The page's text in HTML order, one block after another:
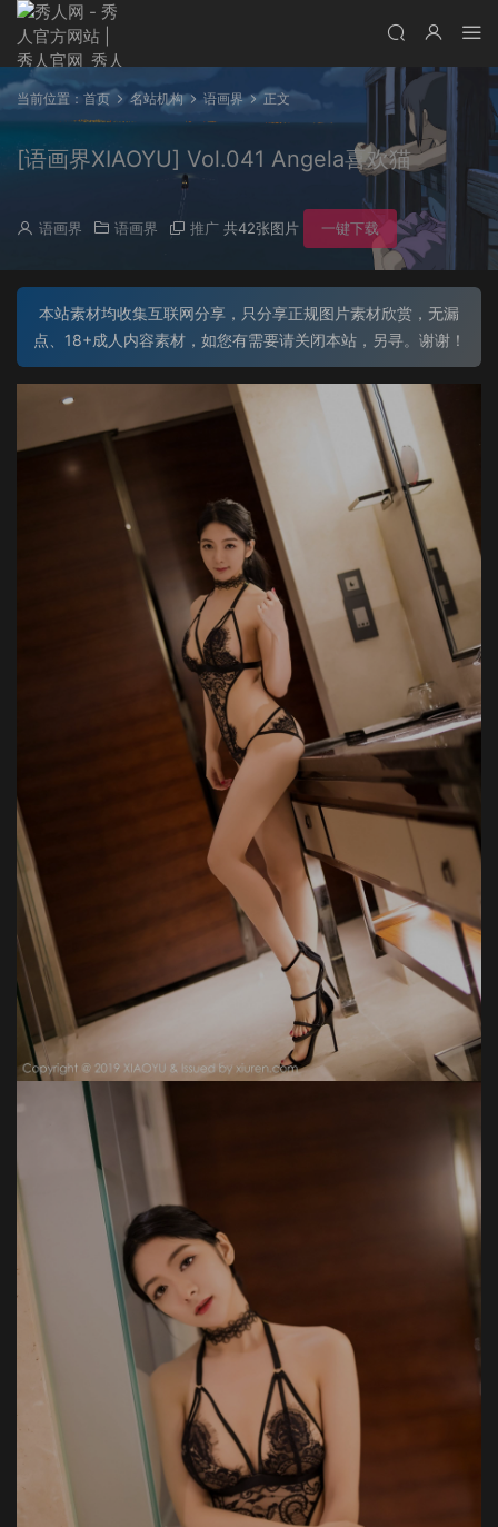
当前位置： 首页 名站机构 语画界 正文
[语画界XIAOYU] Vol.041 Angela喜欢猫
语画界 语画界 推广 共42张图片 一键下载
本站素材均收集互联网分享，只分享正规图片素材欣赏，无漏
点、18+成人内容素材，如您有需要请关闭本站，另寻。谢谢！